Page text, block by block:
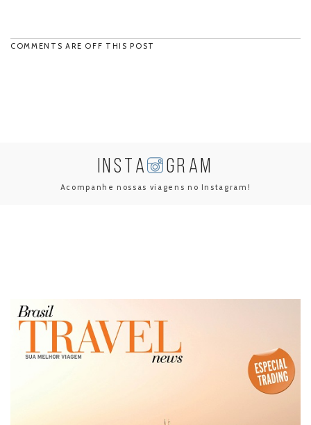
COMMENTS ARE OFF THIS POST
INSTA GRAM
Acompanhe nossas viagens no Instagram!